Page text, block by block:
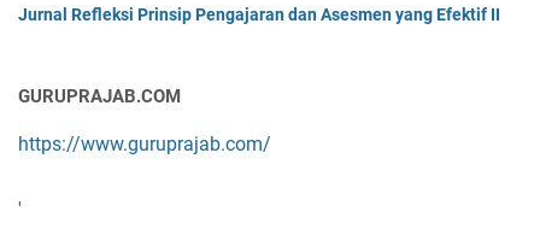
Jurnal Refleksi Prinsip Pengajaran dan Asesmen yang Efektif II
GURUPRAJAB.COM
https://www.guruprajab.com/
'